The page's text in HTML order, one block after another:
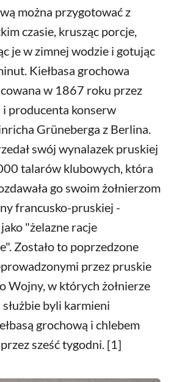
można przygotować z
czasie, krusząc porcje,
je w zimnej wodzie i gotując
Kiełbasa grochowa
w 1867 roku przez
i producenta konserw
Grüneberga z Berlina.
swój wynalazek pruskiej
talarów klubowych, która
go swoim żołnierzom
francusko-pruskiej -
"żelazne racje
Zostało to poprzedzone
przez pruskie
Wojny, w których żołnierze
byli karmieni
grochową i chlebem
sześć tygodni. [1]